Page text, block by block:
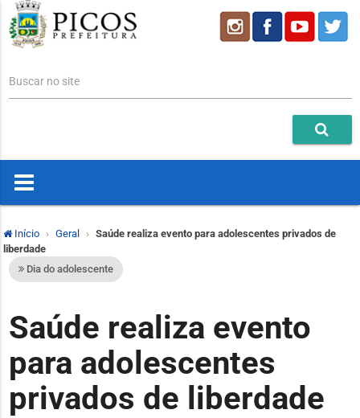
Buscar no site
Início Geral
Saúde realiza evento para adolescentes privados de
liberdade
Dia do adolescente
Saúde realiza evento
para adolescentes
privados de liberdade